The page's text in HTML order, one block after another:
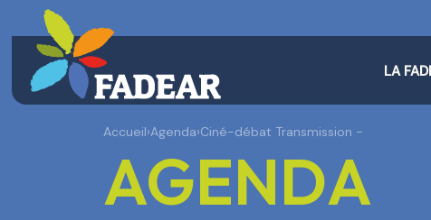
LA
Accueil›Agenda›Ciné-débat Transmission -
AGENDA